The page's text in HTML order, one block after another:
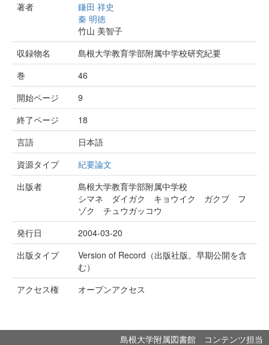
著者
鎌田 祥史
秦 明徳
竹山 美智子
収録物名
島根大学教育学部附属中学校研究紀要
巻
46
開始ページ
9
終了ページ
18
言語
日本語
資源タイプ
紀要論文
出版者
島根大学教育学部附属中学校
シマネ ダイガク キョウイク ガクブ フ
ゾク チュウガッコウ
発行日
2004-03-20
出版タイプ
Version of Record（出版社版。早期公開を含
む）
アクセス権
オープンアクセス
島根大学附属図書館 コンテンツ担当